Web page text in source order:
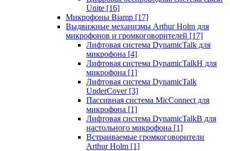
Unite [16]
Микрофоны Biamp [17]
Выдвижные механизмы Arthur Holm для
микрофонов и громкоговорителей [17]
Лифтовая система DynamicTalk для
микрофона [4]
Лифтовая система DynamicTalkH для
микрофона [1]
Лифтовая система DynamicTalk
UnderCover [3]
Пассивная система MicConnect для
микрофона [1]
Лифтовая система DynamicTalkB для
настольного микрофона [1]
Встраиваемые громкоговорители
Arthur Holm [1]